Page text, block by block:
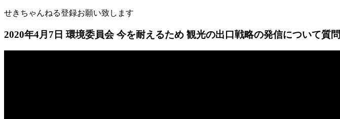
せきちゃんねる登録お願い致します
2020年4月7日 環境委員会 今を耐えるため 観光の出口戦略の発信について質問